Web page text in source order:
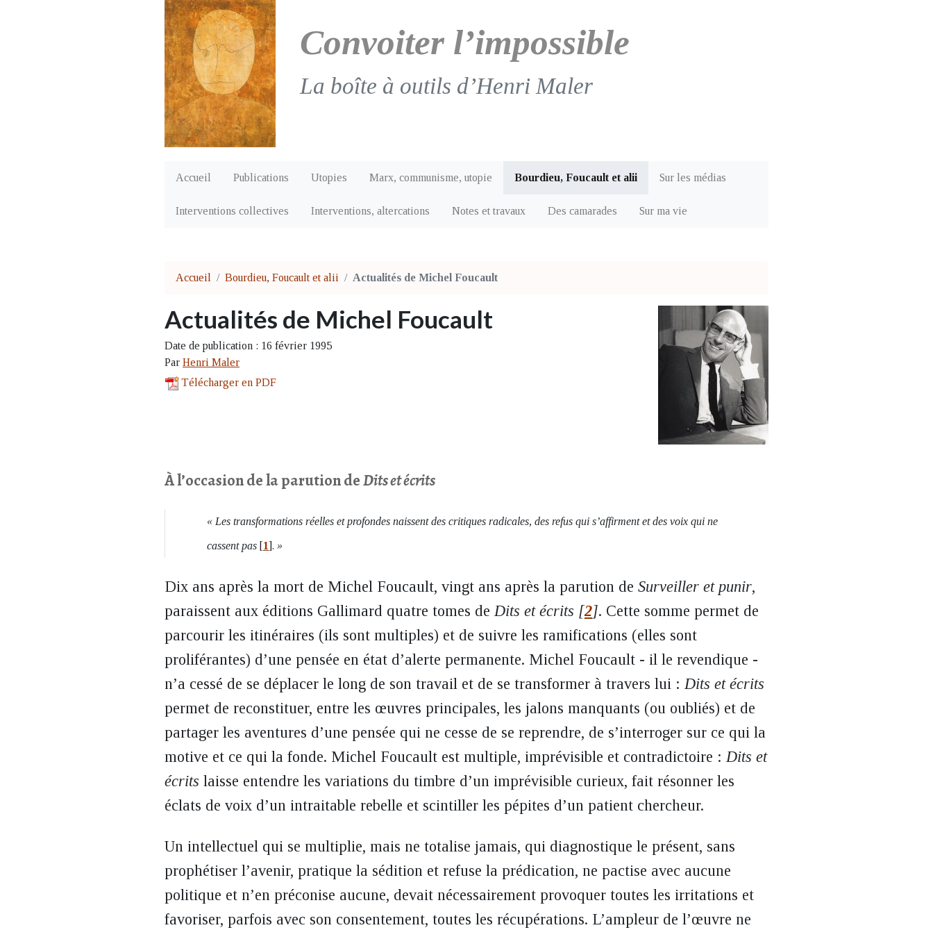
Convoiter l’impossible
La boîte à outils d’Henri Maler
Accueil Publications Utopies Marx, communisme, utopie Bourdieu, Foucault et alii Sur les médias
Interventions collectives Interventions, altercations Notes et travaux Des camarades Sur ma vie
Accueil Bourdieu, Foucault et alii Actualités de Michel Foucault
Actualités de Michel Foucault
Date de publication : 16 février 1995
Par Henri Maler
Télécharger en PDF
À l’occasion de la parution deDits et écrits
« Les transformations réelles et profondes naissent des critiques radicales, des refus qui s’affirment et des voix qui ne
cassent pas [1]. »
Dix ans après la mort de Michel Foucault, vingt ans après la parution de Surveiller et punir,
paraissent aux éditions Gallimard quatre tomes de Dits et écrits [2]. Cette somme permet de
parcourir les itinéraires (ils sont multiples) et de suivre les ramifications (elles sont
proliférantes) d’une pensée en état d’alerte permanente. Michel Foucault - il le revendique -
n’a cessé de se déplacer le long de son travail et de se transformer à travers lui : Dits et écrits
permet de reconstituer, entre les œuvres principales, les jalons manquants (ou oubliés) et de
partager les aventures d’une pensée qui ne cesse de se reprendre, de s’interroger sur ce qui la
motive et ce qui la fonde. Michel Foucault est multiple, imprévisible et contradictoire : Dits et
écrits laisse entendre les variations du timbre d’un imprévisible curieux, fait résonner les
éclats de voix d’un intraitable rebelle et scintiller les pépites d’un patient chercheur.
Un intellectuel qui se multiplie, mais ne totalise jamais, qui diagnostique le présent, sans
prophétiser l’avenir, pratique la sédition et refuse la prédication, ne pactise avec aucune
politique et n’en préconise aucune, devait nécessairement provoquer toutes les irritations et
favoriser, parfois avec son consentement, toutes les récupérations. L’ampleur de l’œuvre ne